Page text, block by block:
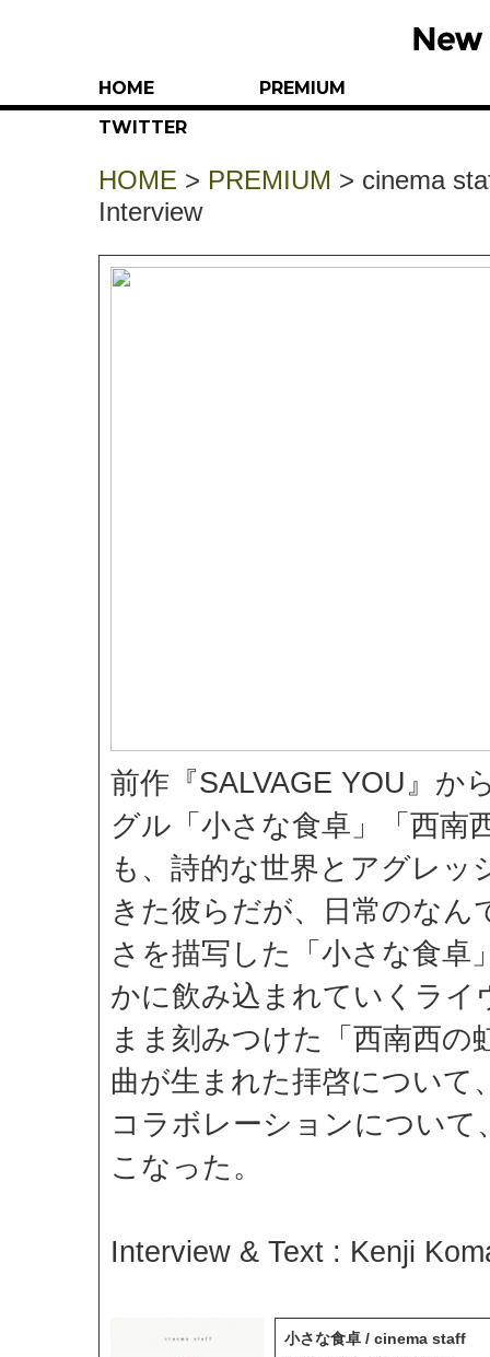
HOME
PREMIUM
TWITTER
HOME > PREMIUM > cinema
Interview
前作『SALVAGE YOU』か
グル「小さな食卓」「西南
も、詩的な世界とアグレ
きた彼らだが、日常のなん
さを描写した「小さな食卓
かに飲み込まれていくラ
まま刻みつけた「西南西
曲が生まれた拝啓について
コラボレーションについ
こなった。
Interview & Text : Kenji
小さな食卓 / cinema staff